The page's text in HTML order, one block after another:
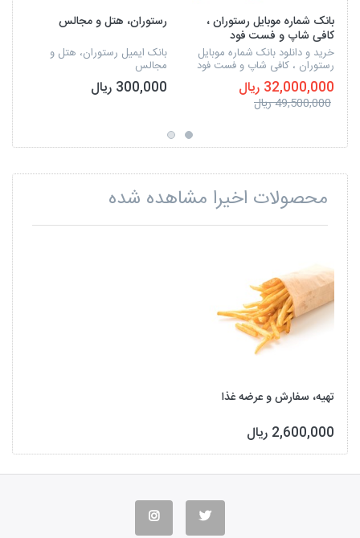
بانک شماره موبایل رستوران ،
کافی شاپ و فست فود
خرید و دانلود بانک شماره موبایل
رستوران ، کافی شاپ و فست فود
32,000,000 ریال
49,500,000 ریال
رستوران، هتل و مجالس
بانک ایمیل رستوران، هتل و
مجالس
300,000 ریال
محصولات اخیرا مشاهده شده
تهیه، سفارش و عرضه غذا
2,600,000 ریال